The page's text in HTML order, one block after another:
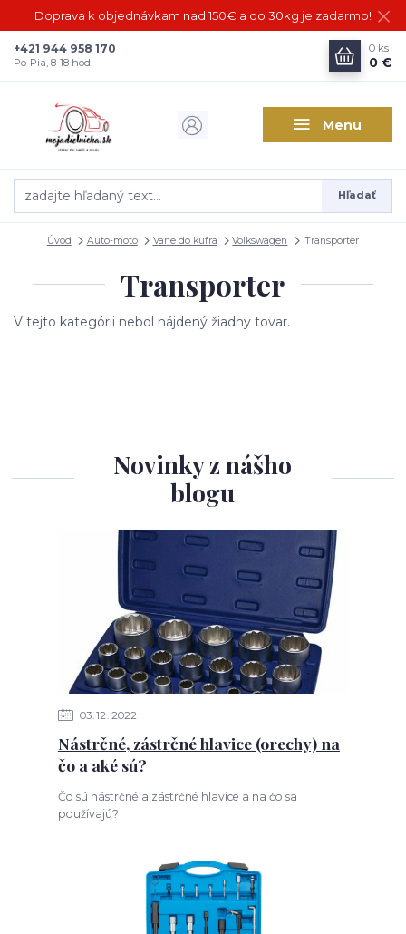
Doprava k objednávkam nad 150€ a do 30kg je zadarmo!
Menu
Hľadať
+421 944 958 170
Po-Pia, 8-18 hod.
0 ks
0 €
Úvod Auto-moto Vane do kufra Volkswagen Transporter
Transporter
V tejto kategórii nebol nájdený žiadny tovar.
Novinky z nášho
blogu
03 12 2022
Nástrčné, zástrčné hlavice (orechy) na
čo a aké sú?
Čo sú nástrčné a zástrčné hlavice a na čo sa
používajú?